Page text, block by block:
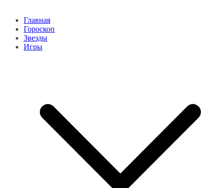
Главная
Гороскоп
Звезды
Игры